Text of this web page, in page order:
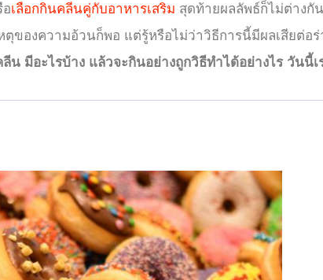
เลือกกินคลีนคู่กับอาหารเสริม สุดท้ายผลลัพธ์ก็ไม่ต่างกัน
ของความอ้วนก็พอ แต่รู้หรือไม่ว่าวิธีการนี้มีผลเสียต่อ
น มีอะไรบ้าง แล้วจะกินอย่างถูกวิธีทำได้อย่างไร วันนี้